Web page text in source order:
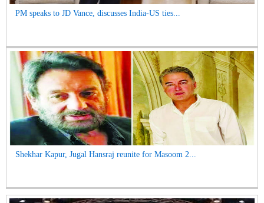
PM speaks to JD Vance, discusses India-US ties...
Shekhar Kapur, Jugal Hansraj reunite for Masoom 2...